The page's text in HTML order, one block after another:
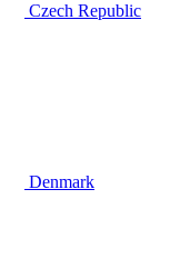
Czech Republic
Denmark